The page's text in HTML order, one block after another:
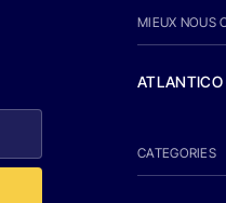
MIEUX NOUS
ATLANTICO
CATEGORIES